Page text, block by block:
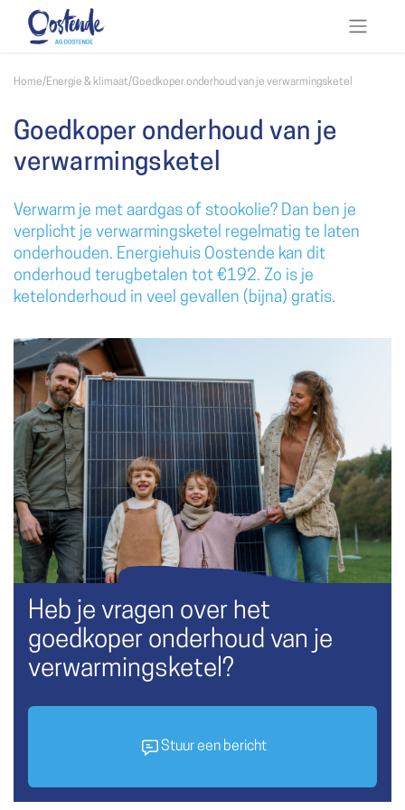
Home/ Energie & klimaat/Goedkoper onderhoud van je verwarmingsketel
Goedkoper onderhoud van je
verwarmingsketel
Verwarm je met aardgas of stookolie? Dan ben je
verplicht je verwarmingsketel regelmatig te laten
onderhouden. Energiehuis Oostende kan dit
onderhoud terugbetalen tot €192. Zo is je
ketelonderhoud in veel gevallen (bijna) gratis.
Heb je vragen over het
goedkoper onderhoud van je
verwarmingsketel?
Stuur een bericht